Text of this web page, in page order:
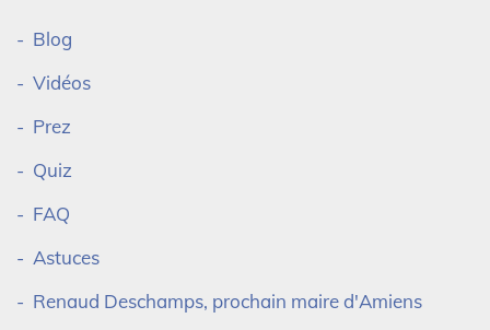
Blog
Vidéos
Prez
Quiz
FAQ
Astuces
Renaud Deschamps, prochain maire d'Amiens